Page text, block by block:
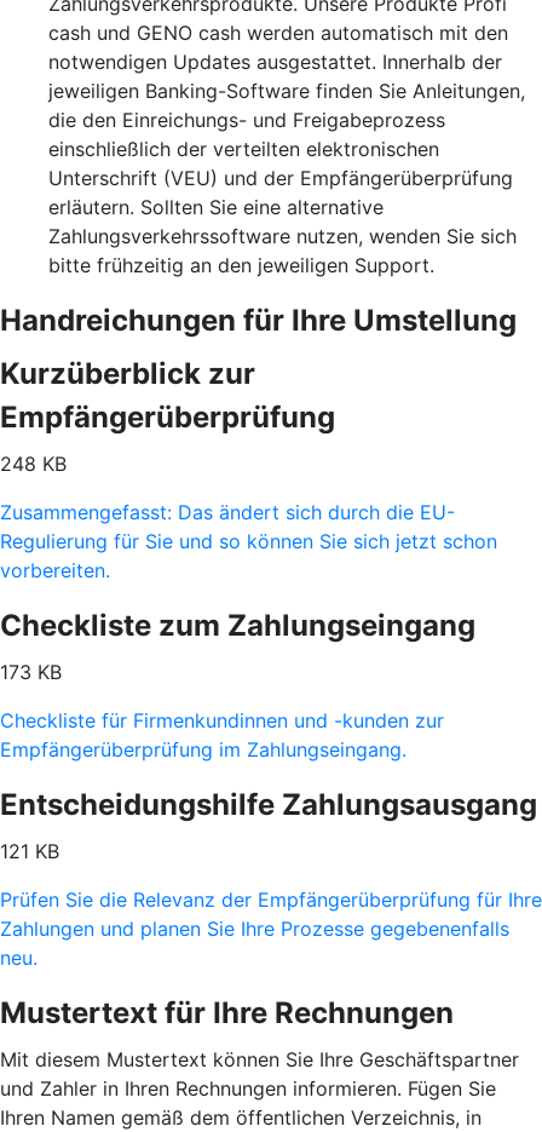
cash und GENO cash werden automatisch mit den
notwendigen Updates ausgestattet. Innerhalb der
jeweiligen Banking-Software finden Sie Anleitungen,
die den Einreichungs- und Freigabeprozess
einschließlich der verteilten elektronischen
Unterschrift (VEU) und der Empfängerüberprüfung
erläutern. Sollten Sie eine alternative
Zahlungsverkehrssoftware nutzen, wenden Sie sich
bitte frühzeitig an den jeweiligen Support.
Handreichungen für Ihre Umstellung
Kurzüberblick zur
Empfängerüberprüfung
248 KB
Zusammengefasst: Das ändert sich durch die EU-
Regulierung für Sie und so können Sie sich jetzt schon
vorbereiten.
Checkliste zum Zahlungseingang
173 KB
Checkliste für Firmenkundinnen und -kunden zur
Empfängerüberprüfung im Zahlungseingang.
Entscheidungshilfe Zahlungsausgang
121 KB
Prüfen Sie die Relevanz der Empfängerüberprüfung für Ihre
Zahlungen und planen Sie Ihre Prozesse gegebenenfalls
neu.
Mustertext für Ihre Rechnungen
Mit diesem Mustertext können Sie Ihre Geschäftspartner
und Zahler in Ihren Rechnungen informieren. Fügen Sie
Ihren Namen gemäß dem öffentlichen Verzeichnis, in